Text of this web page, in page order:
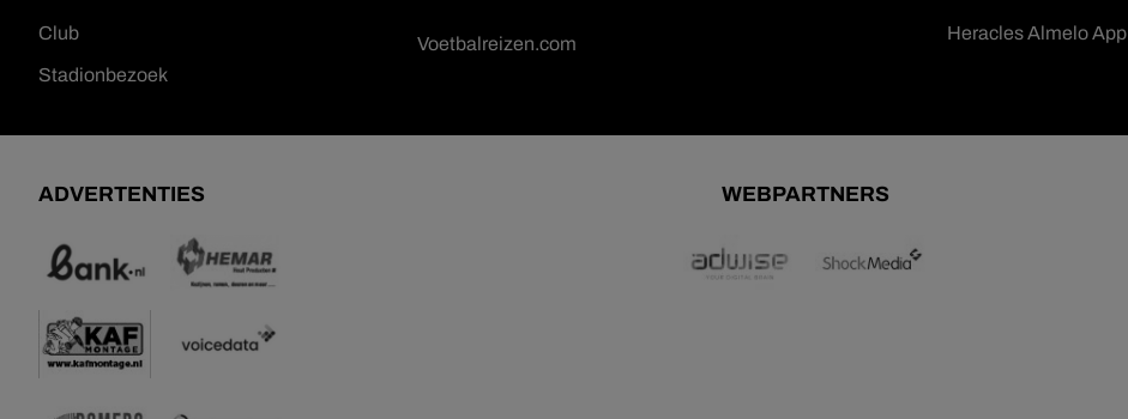
Club
Stadionbezoek
Voetbalreizen.com
Heracles Almelo App
ADVERTENTIES WEBPARTNERS